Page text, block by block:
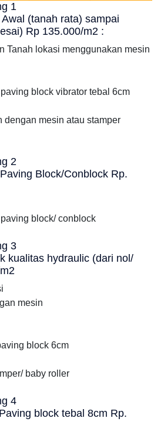
1
(tanah rata) sampai
Rp 135.000/m2 :
Tanah lokasi menggunakan mesin
block vibrator tebal 6cm
dengan mesin atau stamper
2
Block/Conblock Rp.
block/ conblock
3
kualitas hydraulic (dari nol/
mesin
block 6cm
baby roller
4
block tebal 8cm Rp.